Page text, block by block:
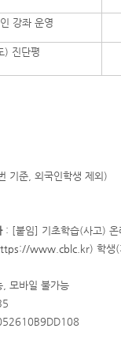
강좌 운영
) 진단평
기준, 외국인학생 제외)
: [붙임] 기초학습(사고) 온
www.cblc.kr) 학생
모바일 불가능